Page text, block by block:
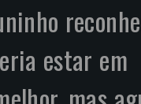
estar em